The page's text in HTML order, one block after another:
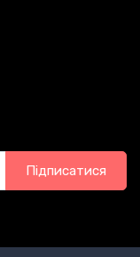
Підписатися